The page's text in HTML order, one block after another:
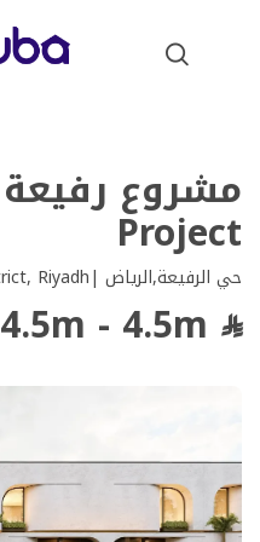
Project
حي الرفيعة,الرياض |Al Rafiah District, Riyadh
4.5m - 4.5m